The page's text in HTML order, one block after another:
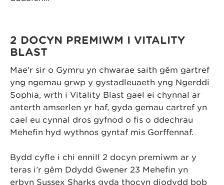
2 DOCYN PREMIWM I VITALITY
BLAST
Mae’r sir o Gymru yn chwarae saith gêm gartref
yng ngemau grŵp y gystadleuaeth yng Ngerddi
Sophia, wrth i Vitality Blast gael ei chynnal ar
anterth amserlen yr haf, gyda gemau cartref yn
cael eu cynnal dros gyfnod o fis o ddechrau
Mehefin hyd wythnos gyntaf mis Gorffennaf.
Bydd cyfle i chi ennill 2 docyn premiwm ar y
teras i’r gêm Ddydd Gwener 23 Mehefin yn
erbyn Sussex Sharks gyda thocyn diodydd bob